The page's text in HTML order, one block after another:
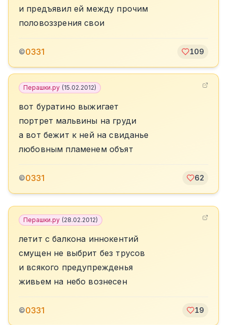
и предъявил ей между прочим
половоззрения свои
©0331 109
Перашки.ру (15.02.2012)
вот буратино выжигает
портрет мальвины на груди
а вот бежит к ней на свиданье
любовным пламенем объят
©0331 62
Перашки.ру (28.02.2012)
летит с балкона иннокентий
смущен не выбрит без трусов
и всякого предупрежденья
живьем на небо вознесен
©0331 19